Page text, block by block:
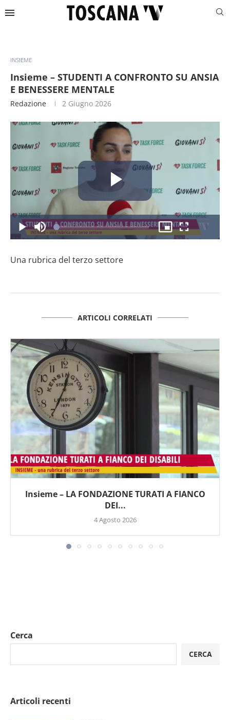
INSIEME
Insieme – STUDENTI A CONFRONTO SU ANSIA
E BENESSERE MENTALE
Redazione 2 Giugno 2026
il
video
PlayDisattiva
l’audio
Caricato:
2.97%
Picture-
in-
Schermo
intero
Una rubrica del terzo settore
ARTICOLI CORRELATI
Insieme – LA FONDAZIONE TURATI A FIANCO
DEI...
4 Agosto 2026
Cerca
CERCA
Articoli recenti